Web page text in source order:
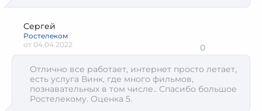
0
Отлично все работает, интернет просто летает,
есть услуга Винк, где много фильмов,
познавательных в том числе.. Спасибо большое
Ростелекому. Оценка 5.
Сергей
Ростелеком
от 04.04.2022